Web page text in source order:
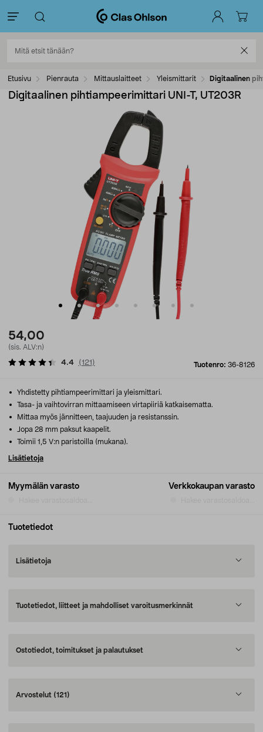
Etusivu Pienrauta Mittauslaitteet Yleismittarit Digitaalinen
Digitaalinen pihtiampeerimittari UNI-T, UT203R
54,00
(sis. ALV:n)
Tuotenro: 36-8126
4.4 (121 )
Myymälän varasto Verkkokaupan varasto
Yhdistetty pihtiampeerimittari ja yleismittari.
Tasa- ja vaihtovirran mittaamiseen virtapiiriä katkaisematta.
Mittaa myös jännitteen, taajuuden ja resistanssin.
Jopa 28 mm paksut kaapelit.
Toimii 1,5 V:n paristoilla (mukana).
Lisätietoja
Tuotetiedot
Lisätietoja
Tuotetiedot, liitteet ja mahdolliset varoitusmerkinnät
Ostotiedot, toimitukset ja palautukset
Arvostelut (121)